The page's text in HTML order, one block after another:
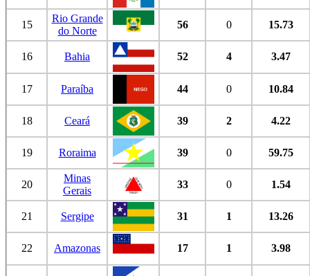
15
Rio Grande
do Norte
56 0 15.73
16 Bahia 52 4 3.47
17 Paraíba 44 0 10.84
18 Ceará 39 2 4.22
19 Roraima 39 0 59.75
20
Minas
Gerais
33 0 1.54
21 Sergipe 31 1 13.26
22 Amazonas 17 1 3.98